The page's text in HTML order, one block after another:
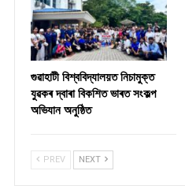
গুৱাহাটী বিশ্ববিদ্যালয়ত নিচামুক্ত
যুৱকৰ দ্বাৰা বিকশিত ভাৰত সংকল্প
অভিযান অনুষ্ঠিত
PREV NEXT